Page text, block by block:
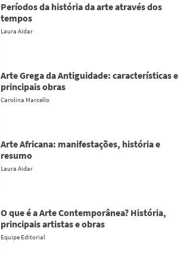
Períodos da história da arte através dos
tempos
Laura Aidar
Arte Grega da Antiguidade: características e
principais obras
Carolina Marcello
Arte Africana: manifestações, história e
resumo
Laura Aidar
O que é a Arte Contemporânea? História,
principais artistas e obras
Equipe Editorial